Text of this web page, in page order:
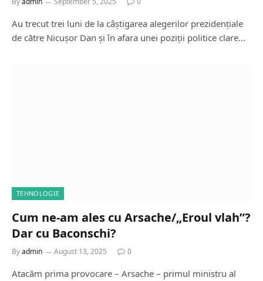
Au trecut trei luni de la câștigarea alegerilor prezidențiale
de către Nicușor Dan și în afara unei poziții politice clare…
TEHNOLOGIE
Cum ne-am ales cu Arsache/„Eroul vlah”?
Dar cu Baconschi?
Byadmin August 13, 2025 0
Atacăm prima provocare – Arsache – primul ministru al